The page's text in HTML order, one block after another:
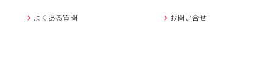
よくある質問 お問い合せ